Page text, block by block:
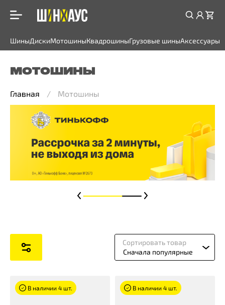
ШиныДискиМотошиныКвадрошиныГрузовые шиныАксессуары
МОТОШИНЫ
Главная Мотошины
Сортировать товар
Сначала популярные
В наличии 4 шт. В наличии 4 шт.